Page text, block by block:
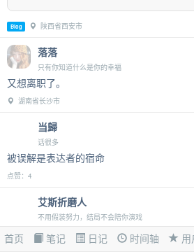
首页 笔记 日记 时间轴 用
Blog 陕西省西安市
落落
只有你知道什么是你的幸福
又想离职了。
湖南省长沙市
当歸
话很多
被误解是表达者的宿命
点赞：4
艾斯折磨人
不用假装努力，结局不会陪你演戏
不呆在一起，成为孩子和大人避免吵架的